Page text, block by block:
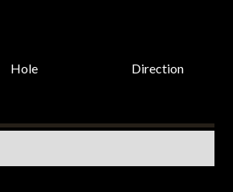
Hole
Direction